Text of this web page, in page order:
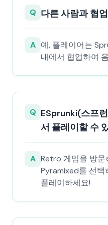
Q 다른 사람과 협
A 예, 플레이어는
내에서 협업하여
Q ESprunki(스프
서 플레이할 수
A Retro 게임을 방문
Pyramixed를 선택
플레이하세요!